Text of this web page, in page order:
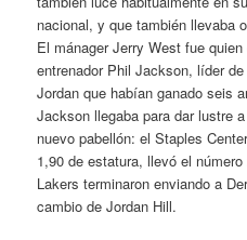
nacional, y que también llevaba
El mánager Jerry West fue
entrenador Phil Jackson, líder
Jordan que habían ganado seis
Jackson llegaba para dar lustre
nuevo pabellón: el Staples
1,90 de estatura, llevó el
Lakers terminaron enviando a
cambio de Jordan Hill.